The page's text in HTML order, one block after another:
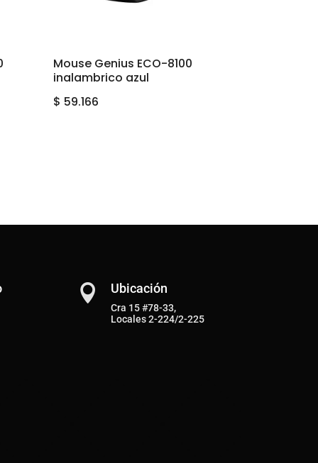
Mouse Genius ECO-8100
inalambrico azul
$ 59.166
 Ubicación
Cra 15 #78-33,
Locales 2-224/2-225